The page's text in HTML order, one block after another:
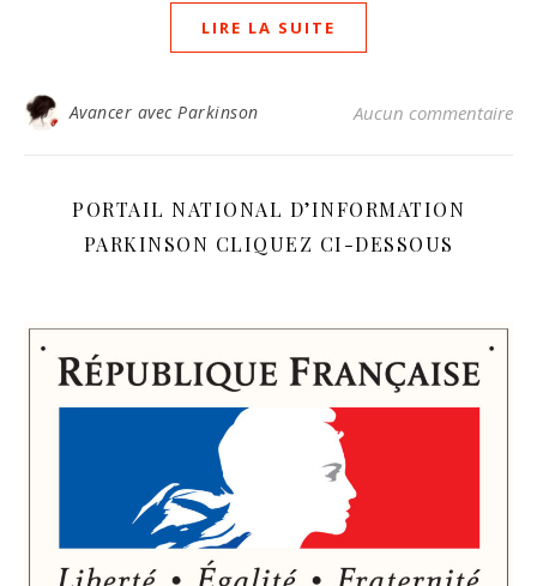
LIRE LA SUITE
Avancer avec Parkinson Aucun commentaire
PORTAIL NATIONAL D’INFORMATION
PARKINSON CLIQUEZ CI-DESSOUS